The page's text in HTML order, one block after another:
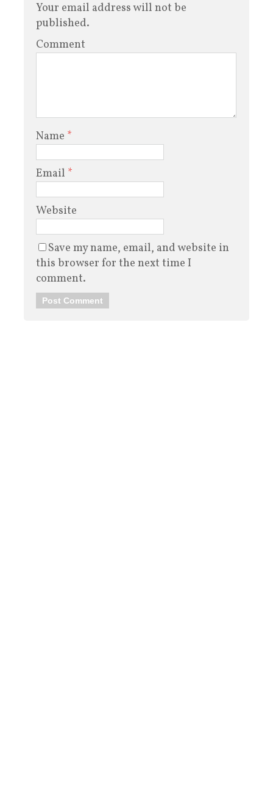
Your email address will not be
published.
Comment
Name *
Email *
Website
Save my name, email, and website in
this browser for the next time I
comment.